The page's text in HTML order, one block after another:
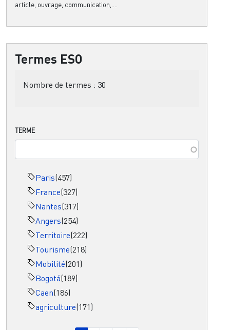
article, ouvrage, communication,....
Termes ESO
Nombre de termes : 30
TERME
Paris(457)
France(327)
Nantes(317)
Angers(254)
Territoire(222)
Tourisme(218)
Mobilité(201)
Bogotá(189)
Caen(186)
agriculture(171)